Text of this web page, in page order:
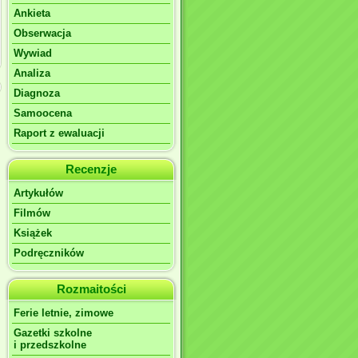
Ankieta
Obserwacja
Wywiad
Analiza
Diagnoza
Samoocena
Raport z ewaluacji
Recenzje
Artykułów
Filmów
Książek
Podręczników
Rozmaitości
Ferie letnie, zimowe
Gazetki szkolne
i przedszkolne